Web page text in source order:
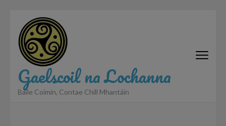
content
(Press
Enter)
Gaelscoil na Lochanna
Baile Coimín, Contae Chill Mhantáin